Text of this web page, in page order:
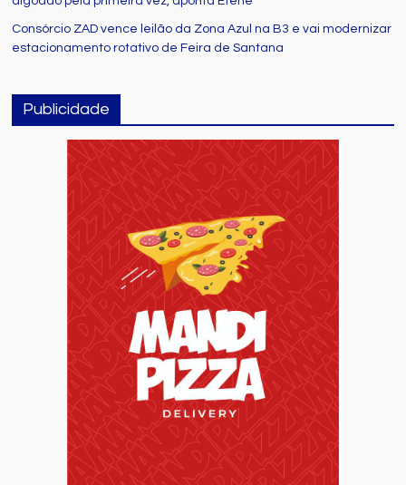
Consórcio ZAD vence leilão da Zona Azul na B3 e vai modernizar
estacionamento rotativo de Feira de Santana
Publicidade